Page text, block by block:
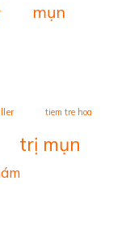
mụn
tiem tre hoa
trị mụn